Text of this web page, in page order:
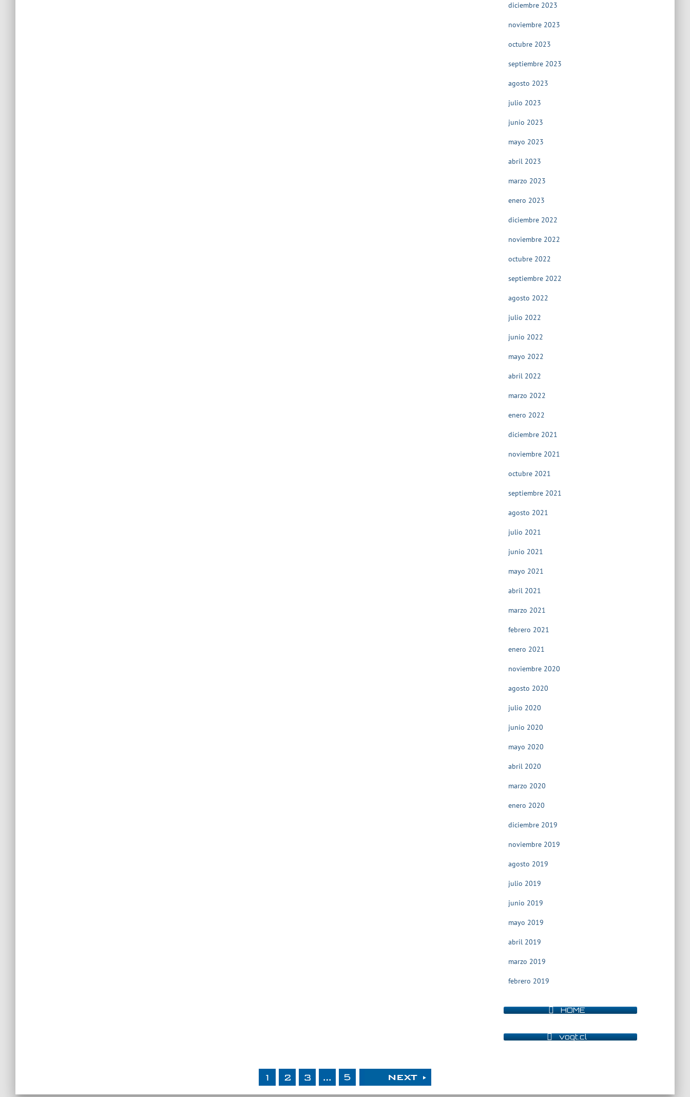
diciembre 2023
noviembre 2023
octubre 2023
septiembre 2023
agosto 2023
julio 2023
junio 2023
mayo 2023
abril 2023
marzo 2023
enero 2023
diciembre 2022
noviembre 2022
octubre 2022
septiembre 2022
agosto 2022
julio 2022
junio 2022
mayo 2022
abril 2022
marzo 2022
enero 2022
diciembre 2021
noviembre 2021
octubre 2021
septiembre 2021
agosto 2021
julio 2021
junio 2021
mayo 2021
abril 2021
marzo 2021
febrero 2021
enero 2021
noviembre 2020
agosto 2020
julio 2020
junio 2020
mayo 2020
abril 2020
marzo 2020
enero 2020
diciembre 2019
noviembre 2019
agosto 2019
julio 2019
junio 2019
mayo 2019
abril 2019
marzo 2019
febrero 2019
HOME
vogt.cl